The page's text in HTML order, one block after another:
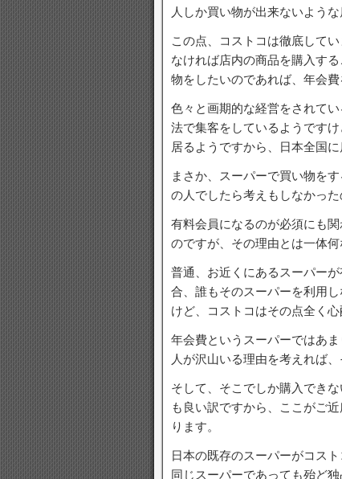
人しか買い物が出来ないよう
この点、コストコは徹底して
なければ店内の商品を購入す
物をしたいのであれば、年会
色々と画期的な経営をされて
法で集客をしているようです
居るようですから、日本全国
まさか、スーパーで買い物を
の人でしたら考えもしなかっ
有料会員になるのが必須にも
のですが、その理由とは一体何
普通、お近くにあるスーパー
合、誰もそのスーパーを利用
けど、コストコはその点全く心
年会費というスーパーではあ
人が沢山いる理由を考えれば
そして、そこでしか購入でき
も良い訳ですから、ここがご
ります。
日本の既存のスーパーがコス
同じスーパーであっても殆ど